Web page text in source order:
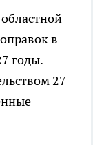
в
годы.
27